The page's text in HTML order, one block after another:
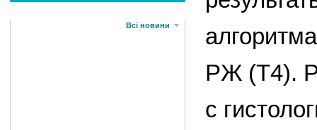
Всі новини
РЖ (Т4).
с